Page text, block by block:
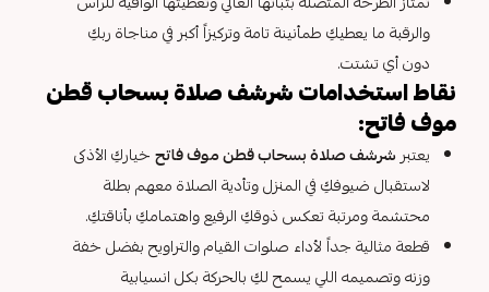
والرقبة ما يعطيكِ طمأنينة تامة وتركيزاً أكبر في مناجاة ربكِ
دون أي تشتت.
نقاط استخدامات شرشف صلاة بسحاب قطن
موف فاتح:
يعتبر شرشف صلاة بسحاب قطن موف فاتحخياركِ الأذكى
لاستقبال ضيوفكِ في المنزل وتأدية الصلاة معهم بطلة
محتشمة ومرتبة تعكس ذوقكِ الرفيع واهتمامكِ بأناقتكِ.
قطعة مثالية جداً لأداء صلوات القيام والتراويح بفضل خفة
وزنه وتصميمه اللي يسمح لكِ بالحركة بكل انسيابية